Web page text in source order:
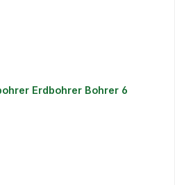
Erdbohrer Bohrer 6